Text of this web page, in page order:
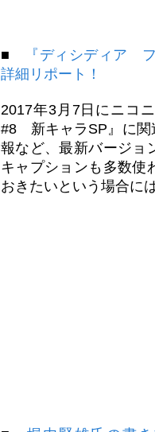
■
『ディシディア
詳細リポート！
2017年3月7日にニコ
#8 新キャラSP』に関
報など、最新バージョ
キャプションも多数使
おきたいという場合に